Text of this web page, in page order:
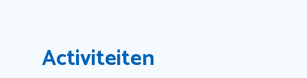
Activiteiten